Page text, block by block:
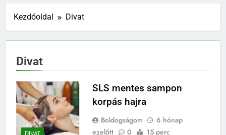
Állatok és évszakok:
hogyan változnak a
harmonikus
növénycsoportokat
3 Hét Ezelőtt
Nyomtatott
marketinganyagok,
amelyek ma is
hatékonyan támogatják az
4 Hét Ezelőtt
Ér még valamit a SEO
Kezdőoldal Divat
Divat
SLS mentes sampon
korpás hajra
Boldogságom
6 hónap
ezelőtt
0 15 perc